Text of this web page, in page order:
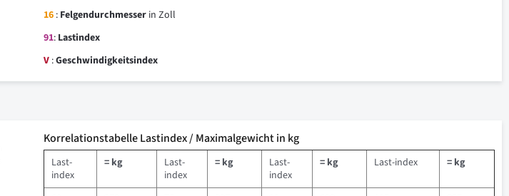
16 : Felgendurchmesser in Zoll
91: Lastindex
V :Geschwindigkeitsindex
Korrelationstabelle Lastindex / Maximalgewicht in kg
Last-
index
= kg
Last-
index
= kg
Last-
index
= kg Last-index = kg